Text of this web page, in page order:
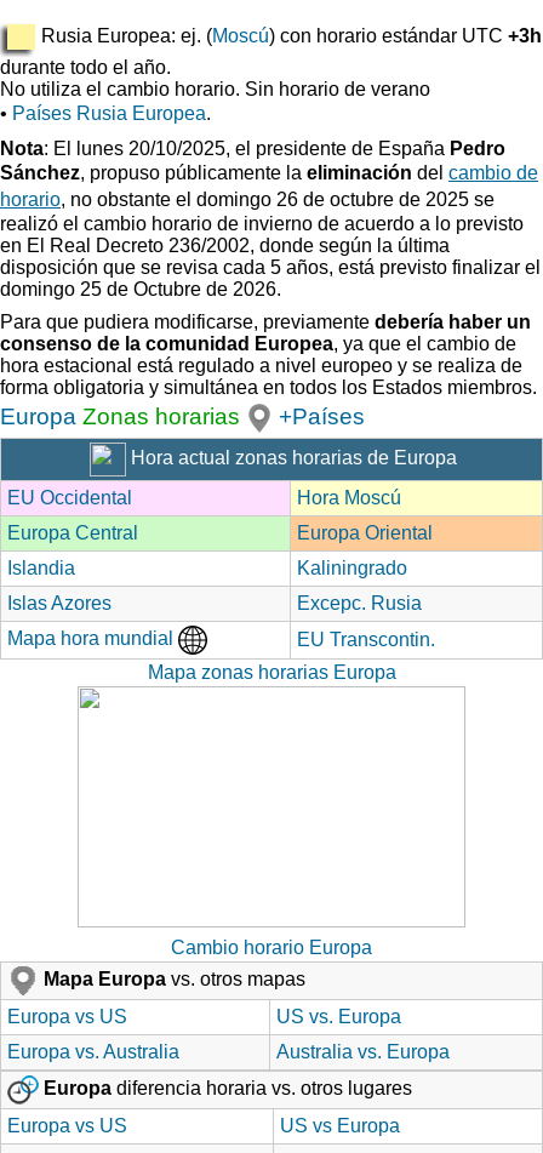
Rusia Europea: ej. (Moscú) con horario estándar UTC +3h
durante todo el año.
No utiliza el cambio horario. Sin horario de verano
• Países Rusia Europea.
Nota: El lunes 20/10/2025, el presidente de España Pedro
Sánchez, propuso públicamente la eliminación del cambio de
horario, no obstante el domingo 26 de octubre de 2025 se
realizó el cambio horario de invierno de acuerdo a lo previsto
en El Real Decreto 236/2002, donde según la última
disposición que se revisa cada 5 años, está previsto finalizar el
domingo 25 de Octubre de 2026.
Para que pudiera modificarse, previamente debería haber un
consenso de la comunidad Europea, ya que el cambio de
hora estacional está regulado a nivel europeo y se realiza de
forma obligatoria y simultánea en todos los Estados miembros.
Europa Zonas horarias +Países
Hora actual zonas horarias de Europa
EU Occidental
Hora Moscú
Europa Central
Europa Oriental
Islandia
Kaliningrado
Islas Azores
Excepc. Rusia
Mapa hora mundial
EU Transcontin.
Mapa zonas horarias Europa
Cambio horario Europa
Mapa Europa vs. otros mapas
Europa vs US
US vs. Europa
Europa vs. Australia
Australia vs. Europa
Europa diferencia horaria vs. otros lugares
Europa vs US
US vs Europa